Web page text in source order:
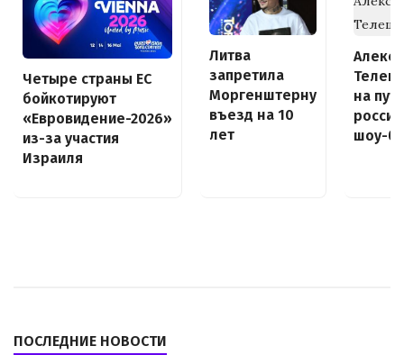
Четыре страны ЕС
бойкотируют
«Евровидение-2026»
из-за участия
Израиля
Литва
запретила
Моргенштерну
въезд на 10
лет
на
шоу-
ПОСЛЕДНИЕ НОВОСТИ